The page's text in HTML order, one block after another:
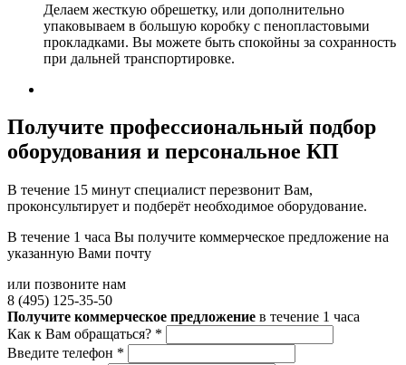
Делаем жесткую обрешетку, или дополнительно
упаковываем в большую коробку с пенопластовыми
прокладками. Вы можете быть спокойны за сохранность
при дальней транспортировке.
Получите профессиональный подбор
оборудования и персональное КП
В течение 15 минут специалист перезвонит Вам,
проконсультирует и подберёт необходимое оборудование.
В течение 1 часа Вы получите коммерческое предложение на
указанную Вами почту
или позвоните нам
8 (495) 125-35-50
Получите коммерческое предложение в течение 1 часа
Как к Вам обращаться? *
Введите телефон *